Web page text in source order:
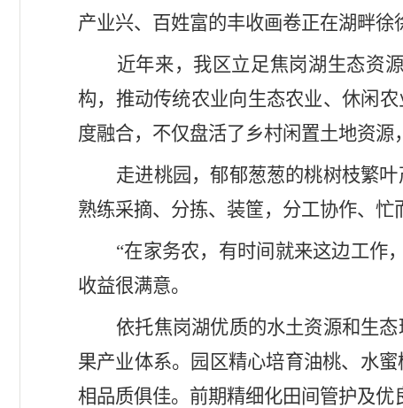
产业兴、百姓富的丰收画卷正在湖畔徐
近年来，我区立足焦岗湖生态资
构，推动传统农业向生态农业、休闲
度融合，不仅盘活了乡村闲置土地资源
走进桃园，郁郁葱葱的桃树枝繁
熟练采摘、分拣、装筐，分工协作、忙
“在家务农，有时间就来这边工作
收益很满意。
依托焦岗湖优质的水土资源和生
果产业体系。园区精心培育油桃、水
相品质俱佳。前期精细化田间管护及优